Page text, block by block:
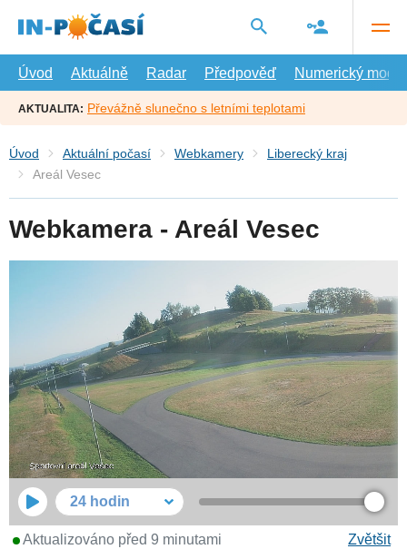
hlavní
Úvod
Aktuálně Radar Předpověď Numerický model
AKTUALITA: Převážně slunečno s letními teplotami
Úvod Aktuální počasí Webkamery
Liberecký kraj
Areál Vesec
Webkamera - Areál Vesec
24 hodin
Zvětšit
Aktualizováno před 9 minutami